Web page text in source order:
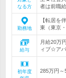
なる方
者は前職
勤務地
【転居を
東（東京
給与
月給20万
ィブ☆ア
初年度
285万円～